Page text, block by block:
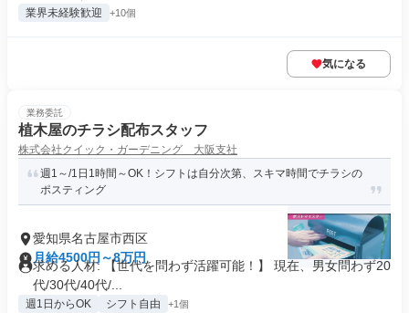
業界未経験歓迎 +10個
気になる
業務委託
植木屋のチラシ配布スタッフ
株式会社クイック・ガーデニング 大阪支社
週1～/1日1時間～OK！シフトは自分次第、スキマ時間でチラシの
ポスティング
愛知県名古屋市西区
月給4500円～8万円
求める人材: 【世代を問わず活躍可能！】 現在、男女問わず20
代/30代/40代/...
週1日からOK シフト自由 +1個